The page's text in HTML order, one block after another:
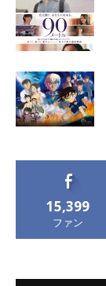
15,399
ファン